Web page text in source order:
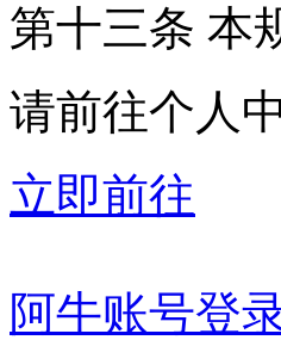
第十三条 本
请前往个人
立即前往
阿牛账号登